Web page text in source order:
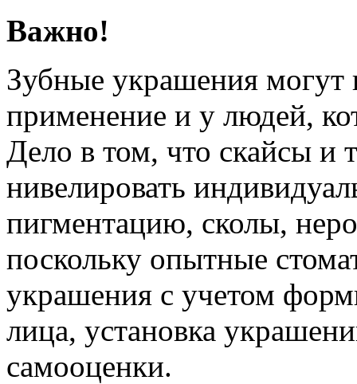
Важно!
Зубные украшения могут
применение и у людей,
Дело в том, что скайсы и
нивелировать
пигментацию, сколы,
поскольку опытные
украшения с учетом
лица, установка
самооценки.